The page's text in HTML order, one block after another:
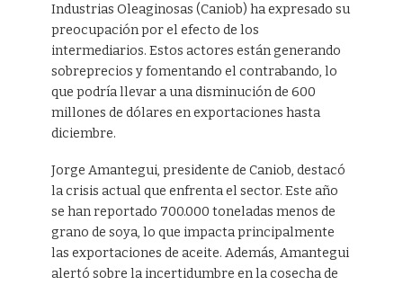
Industrias Oleaginosas (Caniob) ha expresado su
preocupación por el efecto de los
intermediarios. Estos actores están generando
sobreprecios y fomentando el contrabando, lo
que podría llevar a una disminución de 600
millones de dólares en exportaciones hasta
diciembre.
Jorge Amantegui, presidente de Caniob, destacó
la crisis actual que enfrenta el sector. Este año
se han reportado 700.000 toneladas menos de
grano de soya, lo que impacta principalmente
las exportaciones de aceite. Además, Amantegui
alertó sobre la incertidumbre en la cosecha de